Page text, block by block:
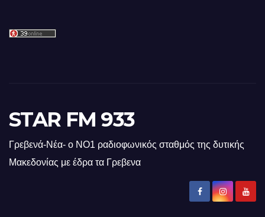
STAR FM 933
Γρεβενά-Νέα- ο ΝΟ1 ραδιοφωνικός σταθμός της δυτικής
Μακεδονίας με έδρα τα Γρεβενα